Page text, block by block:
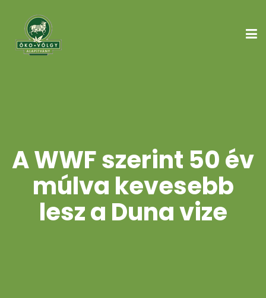
A WWF szerint 50 év
múlva kevesebb
lesz a Duna vize